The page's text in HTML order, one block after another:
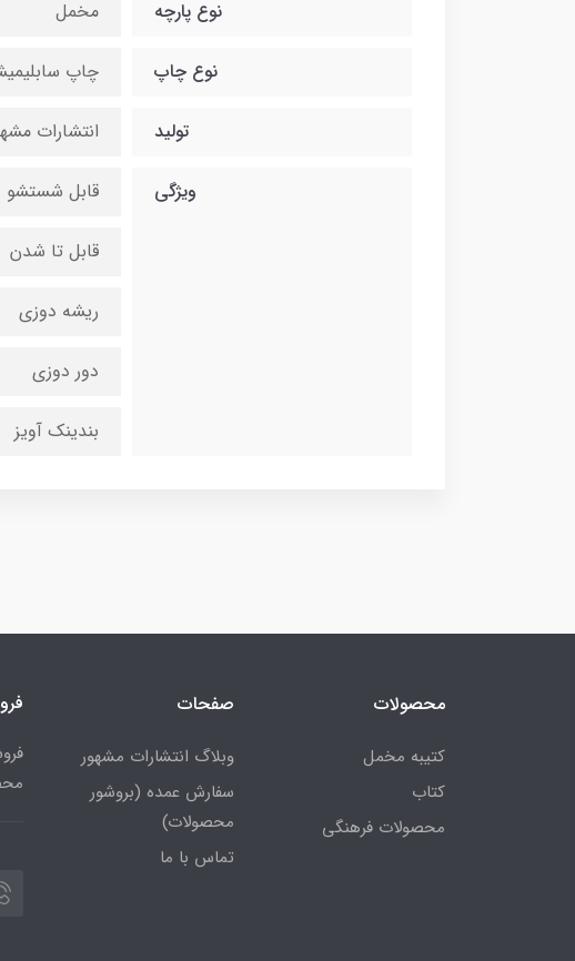
نوع پارچه مخمل
نوع چاپ چاپ
تولید انتشارات
ویژگی قابل شستشو
قابل تا شدن
ریشه دوزی
دور دوزی
بندینک آویز
محصولات
کتیبه مخمل
کتاب
محصولات فرهنگی
صفحات
وبلاگ انتشارات مشهور
سفارش عمده (بروشور
محصولات)
تماس با ما